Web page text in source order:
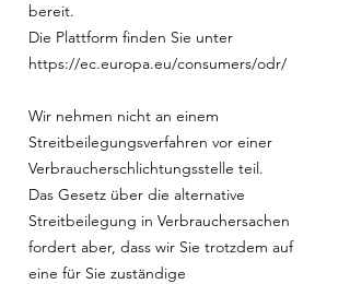
bereit.
Die Plattform finden Sie unter
https://ec.europa.eu/consumers/odr/
Wir nehmen nicht an einem
Streitbeilegungsverfahren vor einer
Verbraucherschlichtungsstelle teil.
Das Gesetz über die alternative
Streitbeilegung in Verbrauchersachen
fordert aber, dass wir Sie trotzdem auf
eine für Sie zuständige